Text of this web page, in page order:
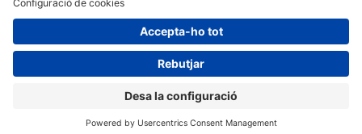
Informació generalAvís legal
#ALIMENTARIA2028
a les xarxes socials
© 2026 Fira de Barcelona